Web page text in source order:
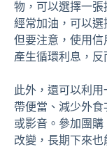
物，可以選擇一
經常加油，可以選
但要注意，使用
產生循環利息，反
此外，還可以利
帶便當、減少外
或影音。參加團
改變，長期下來也